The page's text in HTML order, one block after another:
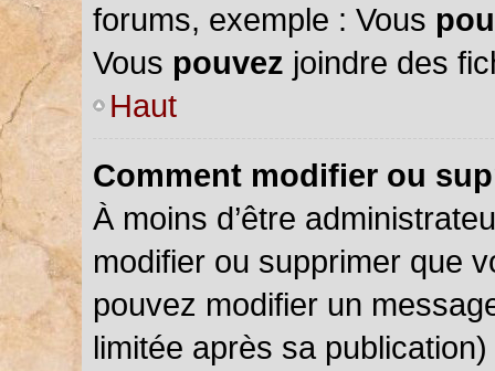
forums, exemple : Vous
Vous pouvez joindre des
Haut
Comment modifier ou
À moins d’être
modifier ou supprimer que
pouvez modifier un
limitée après sa